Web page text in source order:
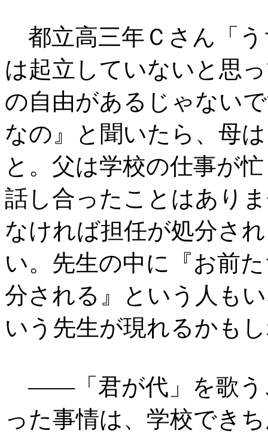
都立高三年Ｃさん「
は起立していないと思
の自由があるじゃない
なの』と聞いたら、母
と。父は学校の仕事が
話し合ったことはあり
なければ担任が処分さ
い。先生の中に『お前
分される』という人も
いう先生が現れるかも
――「君が代」を歌う
った事情は、学校でき